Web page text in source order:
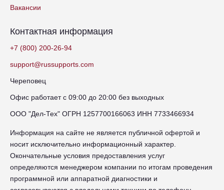
Вакансии
Контактная информация
+7 (800) 200-26-94
support@russupports.com
Череповец
Офис работает с 09:00 до 20:00 без выходных
ООО "Дел-Тех" ОГРН 1257700166063 ИНН 7733466934
Информация на сайте не является публичной офертой и
носит исключительно информационный характер.
Окончательные условия предоставления услуг
определяются менеджером компании по итогам проведения
программной или аппаратной диагностики и